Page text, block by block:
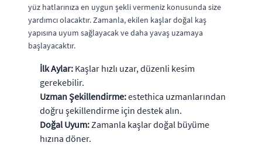
yüz hatlarınıza en uygun şekli vermeniz konusunda size
yardımcı olacaktır. Zamanla, ekilen kaşlar doğal kaş
yapısına uyum sağlayacak ve daha yavaş uzamaya
başlayacaktır.
İlk Aylar: Kaşlar hızlı uzar, düzenli kesim
gerekebilir.
Uzman Şekillendirme:estethica uzmanlarından
doğru şekillendirme için destek alın.
Doğal Uyum: Zamanla kaşlar doğal büyüme
hızına döner.